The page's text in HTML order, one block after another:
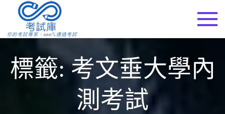
content
標籤:考文垂大學內
測考試